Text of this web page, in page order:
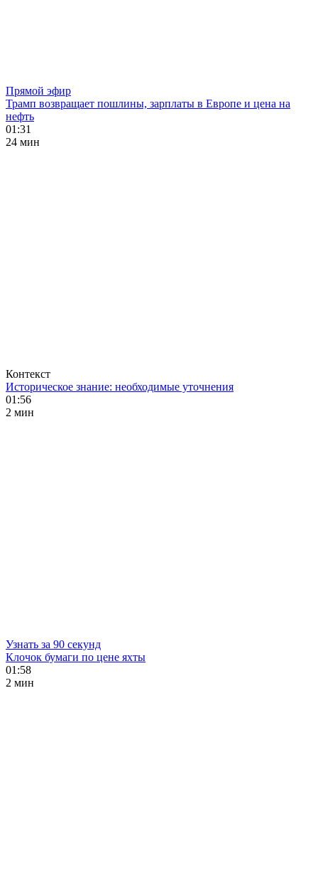
Прямой эфир
Трамп возвращает пошлины, зарплаты в Европе и цена на
нефть
01:31
24 мин
Контекст
Историческое знание: необходимые уточнения
01:56
2 мин
Узнать за 90 секунд
Клочок бумаги по цене яхты
01:58
2 мин